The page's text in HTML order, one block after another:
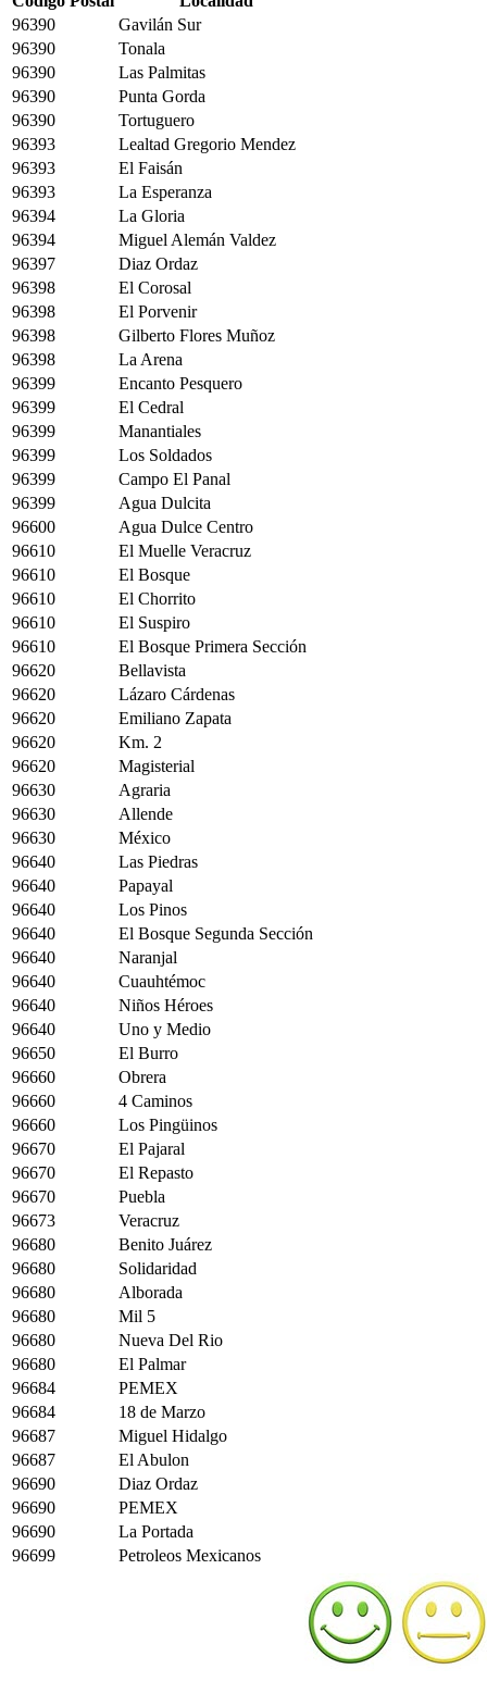
96390
Gavilán Sur
96390
Tonala
96390
Las Palmitas
96390
Punta Gorda
96390
Tortuguero
96393
Lealtad Gregorio Mendez
96393
El Faisán
96393
La Esperanza
96394
La Gloria
96394
Miguel Alemán Valdez
96397
Diaz Ordaz
96398
El Corosal
96398
El Porvenir
96398
Gilberto Flores Muñoz
96398
La Arena
96399
Encanto Pesquero
96399
El Cedral
96399
Manantiales
96399
Los Soldados
96399
Campo El Panal
96399
Agua Dulcita
96600
Agua Dulce Centro
96610
El Muelle Veracruz
96610
El Bosque
96610
El Chorrito
96610
El Suspiro
96610
El Bosque Primera Sección
96620
Bellavista
96620
Lázaro Cárdenas
96620
Emiliano Zapata
96620
Km. 2
96620
Magisterial
96630
Agraria
96630
Allende
96630
México
96640
Las Piedras
96640
Papayal
96640
Los Pinos
96640
El Bosque Segunda Sección
96640
Naranjal
96640
Cuauhtémoc
96640
Niños Héroes
96640
Uno y Medio
96650
El Burro
96660
Obrera
96660
4 Caminos
96660
Los Pingüinos
96670
El Pajaral
96670
El Repasto
96670
Puebla
96673
Veracruz
96680
Benito Juárez
96680
Solidaridad
96680
Alborada
96680
Mil 5
96680
Nueva Del Rio
96680
El Palmar
96684
PEMEX
96684
18 de Marzo
96687
Miguel Hidalgo
96687
El Abulon
96690
Diaz Ordaz
96690
PEMEX
96690
La Portada
96699
Petroleos Mexicanos